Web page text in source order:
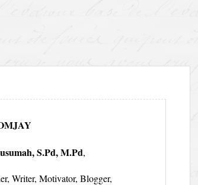
S.Pd, M.Pd,
Writer, Motivator, Blogger,